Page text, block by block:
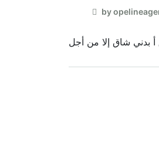
by
بدني شاق إلا من أجل